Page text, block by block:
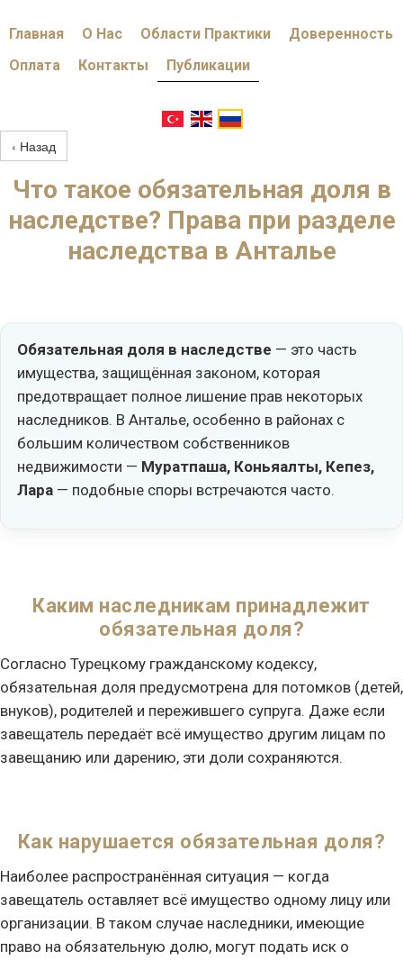
Главная О Нас Области Практики
Доверенность
Оплата
Контакты Публикации
‹ Назад
Что такое обязательная доля в
наследстве? Права при разделе
наследства в Анталье
Обязательная доля в наследстве — это часть
имущества, защищённая законом, которая
предотвращает полное лишение прав некоторых
наследников. В Анталье, особенно в районах с
большим количеством собственников
недвижимости — Муратпаша, Коньяалты, Кепез,
Лара — подобные споры встречаются часто.
Каким наследникам принадлежит
обязательная доля?
Согласно Турецкому гражданскому кодексу,
обязательная доля предусмотрена для потомков (детей,
внуков), родителей и пережившего супруга. Даже если
завещатель передаёт всё имущество другим лицам по
завещанию или дарению, эти доли сохраняются.
Как нарушается обязательная доля?
Наиболее распространённая ситуация — когда
завещатель оставляет всё имущество одному лицу или
организации. В таком случае наследники, имеющие
право на обязательную долю, могут подать иск о